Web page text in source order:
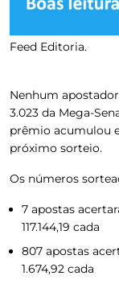
Feed Editoria.
Nenhum
3.023 da Mega-
prêmio acumulou
próximo sorteio.
Os números
7 apostas
117.144,19 cada
807 apostas
1.674,92 cada